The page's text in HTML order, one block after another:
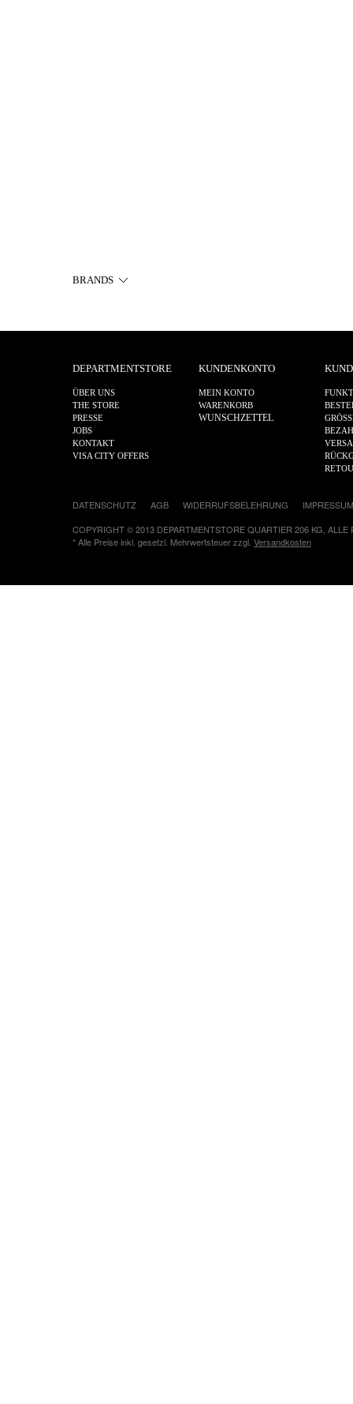
BRANDS
DEPARTMENTSTORE
ÜBER UNS
THE STORE
PRESSE
JOBS
KONTAKT
VISA CITY OFFERS
KUNDENKONTO
MEIN KONTO
WARENKORB
WUNSCHZETTEL
DATENSCHUTZ AGB WIDERRUFSBELEHRUNG
IMPRESSUM
COPYRIGHT © 2013 DEPARTMENTSTORE QUARTIER 206 KG, ALLE
* Alle Preise inkl. gesetzl. Mehrwertsteuer zzgl. Versandkosten